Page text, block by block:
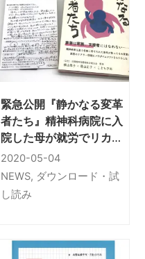
緊急公開『静かなる変革
者たち』精神科病院に入
院した母が就労でリカバ
リーする姿をみせてくれ
た！
2020-05-04
NEWS, ダウンロード・試
し読み